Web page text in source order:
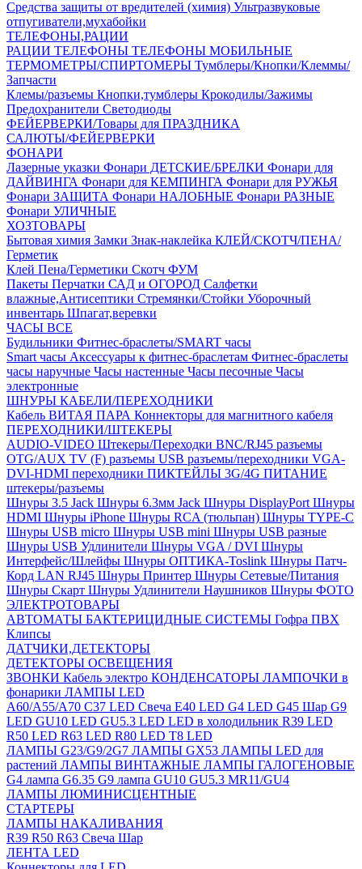
Средства защиты от вредителей (химия) Ультразвуковые
отпугиватели,мухабойки
ТЕЛЕФОНЫ,РАЦИИ
РАЦИИ ТЕЛЕФОНЫ ТЕЛЕФОНЫ МОБИЛЬНЫЕ
ТЕРМОМЕТРЫ/СПИРТОМЕРЫ Тумблеры/Кнопки/Клеммы/
Запчасти
Клемы/разъемы Кнопки,тумблеры Крокодилы/Зажимы
Предохранители Светодиоды
ФЕЙЕРВЕРКИ/Товары для ПРАЗДНИКА
САЛЮТЫ/ФЕЙЕРВЕРКИ
ФОНАРИ
Лазерные указки Фонари ДЕТСКИЕ/БРЕЛКИ Фонари для
ДАЙВИНГА Фонари для КЕМПИНГА Фонари для РУЖЬЯ
Фонари ЗАЩИТА Фонари НАЛОБНЫЕ Фонари РАЗНЫЕ
Фонари УЛИЧНЫЕ
ХОЗТОВАРЫ
Бытовая химия Замки Знак-наклейка КЛЕЙ/СКОТЧ/ПЕНА/
Герметик
Клей Пена/Герметики Скотч ФУМ
Пакеты Перчатки САД и ОГОРОД Салфетки
влажные,Антисептики Стремянки/Стойки Уборочный
инвентарь Шпагат,веревки
ЧАСЫ ВСЕ
Будильники Фитнес-браслеты/SMART часы
Smart часы Аксессуары к фитнес-браслетам Фитнес-браслеты
часы наручные Часы настенные Часы песочные Часы
электронные
ШНУРЫ КАБЕЛИ/ПЕРЕХОДНИКИ
Кабель ВИТАЯ ПАРА Коннекторы для магнитного кабеля
ПЕРЕХОДНИКИ/ШТЕКЕРЫ
AUDIO-VIDEO Штекеры/Переходки BNC/RJ45 разъемы
OTG/AUX TV (F) разъемы USB разъемы/переходники VGA-
DVI-HDMI переходники ПИКТЕЙЛЫ 3G/4G ПИТАНИЕ
штекеры/разъемы
Шнуры 3.5 Jack Шнуры 6.3мм Jack Шнуры DisplayPort Шнуры
HDMI Шнуры iPhone Шнуры RCA (тюльпан) Шнуры TYPE-C
Шнуры USB micro Шнуры USB mini Шнуры USB разные
Шнуры USB Удлинители Шнуры VGA / DVI Шнуры
Интерфейс/Шлейфы Шнуры ОПТИКА-Toslink Шнуры Патч-
Корд LAN RJ45 Шнуры Принтер Шнуры Сетевые/Питания
Шнуры Скарт Шнуры Удлинители Наушников Шнуры ФОТО
ЭЛЕКТРОТОВАРЫ
АВТОМАТЫ БАКТЕРИЦИДНЫЕ СИСТЕМЫ Гофра ПВХ
Клипсы
ДАТЧИКИ,ДЕТЕКТОРЫ
ДЕТЕКТОРЫ ОСВЕЩЕНИЯ
ЗВОНКИ Кабель электро КОНДЕНСАТОРЫ ЛАМПОЧКИ в
фонарики ЛАМПЫ LED
A60/A55/A70 C37 LED Свеча E40 LED G4 LED G45 Шар G9
LED GU10 LED GU5.3 LED LED в холодильник R39 LED
R50 LED R63 LED R80 LED T8 LED
ЛАМПЫ G23/G9/2G7 ЛАМПЫ GX53 ЛАМПЫ LED для
растений ЛАМПЫ ВИНТАЖНЫЕ ЛАМПЫ ГАЛОГЕНОВЫЕ
G4 лампа G6.35 G9 лампа GU10 GU5.3 MR11/GU4
ЛАМПЫ ЛЮМИНИСЦЕНТНЫЕ
СТАРТЕРЫ
ЛАМПЫ НАКАЛИВАНИЯ
R39 R50 R63 Свеча Шар
ЛЕНТА LED